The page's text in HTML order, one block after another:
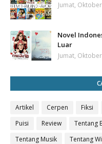
Jumat,
Novel
Luar
Jumat,
Artikel Cerpen Fiksi
Puisi
Review Tentang
Tentang Musik
Tentang